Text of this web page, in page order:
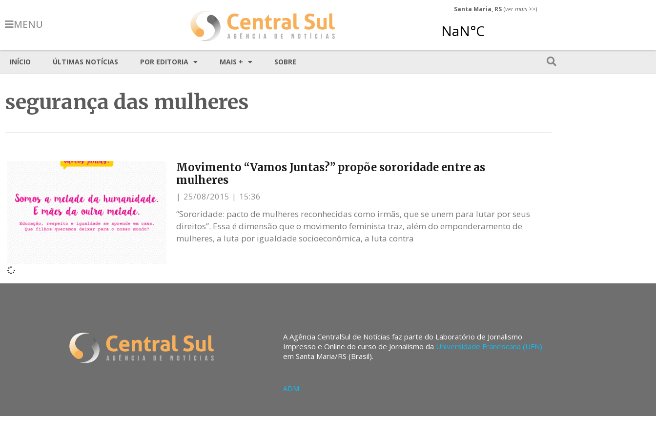
MENU
Santa Maria, RS (ver mais >>)
INÍCIO ÚLTIMAS NOTÍCIAS POR EDITORIA MAIS + SOBRE
segurança das mulheres
Movimento “Vamos Juntas?” propõe sororidade entre as
mulheres
25/08/2015 15:36
“Sororidade: pacto de mulheres reconhecidas como irmãs, que se unem para lutar por seus
direitos”. Essa é dimensão que o movimento feminista traz, além do emponderamento de
mulheres, a luta por igualdade socioeconômica, a luta contra
A Agência CentralSul de Notícias faz parte do Laboratório de Jornalismo
Impresso e Online do curso de Jornalismo da Universidade Franciscana (UFN)
em Santa Maria/RS (Brasil).
ADM